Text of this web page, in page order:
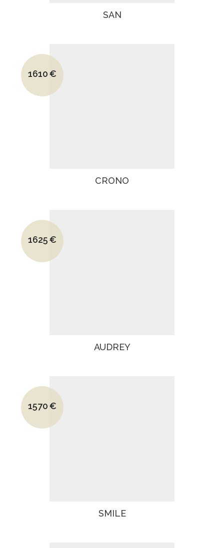
SAN
Le prix initial était : 1995€.
1610€
Le prix actuel est : 1610€.
CRONO
Le prix initial était : 2390€.
1625€
Le prix actuel est : 1625€.
AUDREY
Le prix initial était : 2180€.
1570€
Le prix actuel est : 1570€.
SMILE